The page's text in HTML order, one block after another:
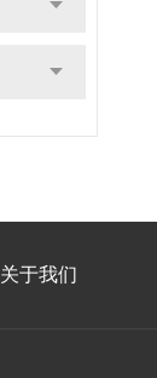
关于我们